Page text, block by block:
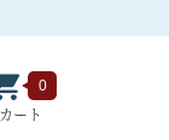
カート
0